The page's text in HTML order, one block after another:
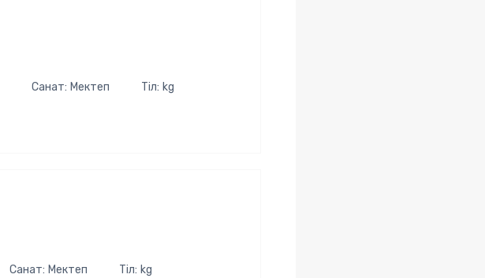
Санат: Мектеп
Тіл: kg
Санат: Мектеп
Тіл: kg